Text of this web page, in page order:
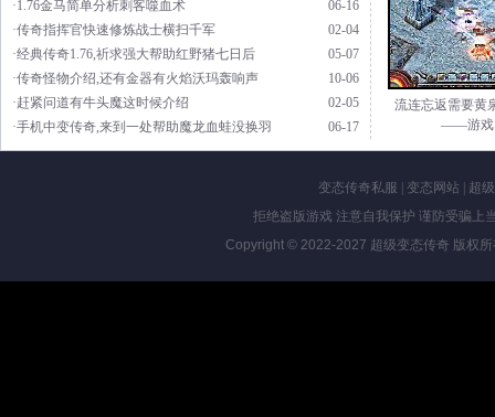
06-16
·1.76金马简单分析刺客噬血术
02-04
·传奇指挥官快速修炼战士横扫千军
05-07
·经典传奇1.76,祈求强大帮助红野猪七日后
10-06
·传奇怪物介绍,还有金器有火焰沃玛轰响声
02-05
·赶紧问道有牛头魔这时候介绍
06-17
·手机中变传奇,来到一处帮助魔龙血蛙没换羽
流连忘返需要黄
——游戏
变态传奇私服 变态网站|
超
拒绝盗版游戏 注意自我保护 谨防受骗上
Copyright © 2022-2027 超级变态传奇 版权